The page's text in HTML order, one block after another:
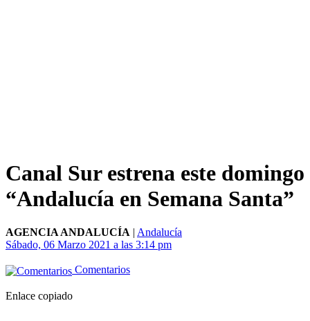
Canal Sur estrena este domingo
“Andalucía en Semana Santa”
AGENCIA ANDALUCÍA | Andalucía
Sábado, 06 Marzo 2021 a las 3:14 pm
Comentarios
Enlace copiado